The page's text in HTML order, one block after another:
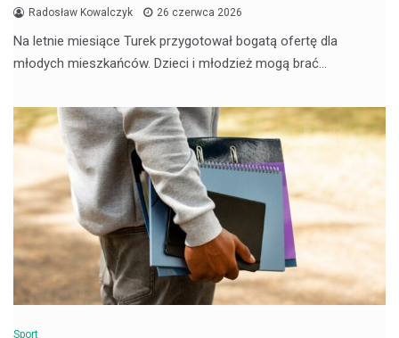
Radosław Kowalczyk 26 czerwca 2026
Na letnie miesiące Turek przygotował bogatą ofertę dla
młodych mieszkańców. Dzieci i młodzież mogą brać…
Sport